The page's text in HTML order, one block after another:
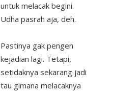
untuk melacak begini.
Udha pasrah aja, deh.
Pastinya gak pengen
kejadian lagi. Tetapi,
setidaknya sekarang jadi
tau gimana melacaknya